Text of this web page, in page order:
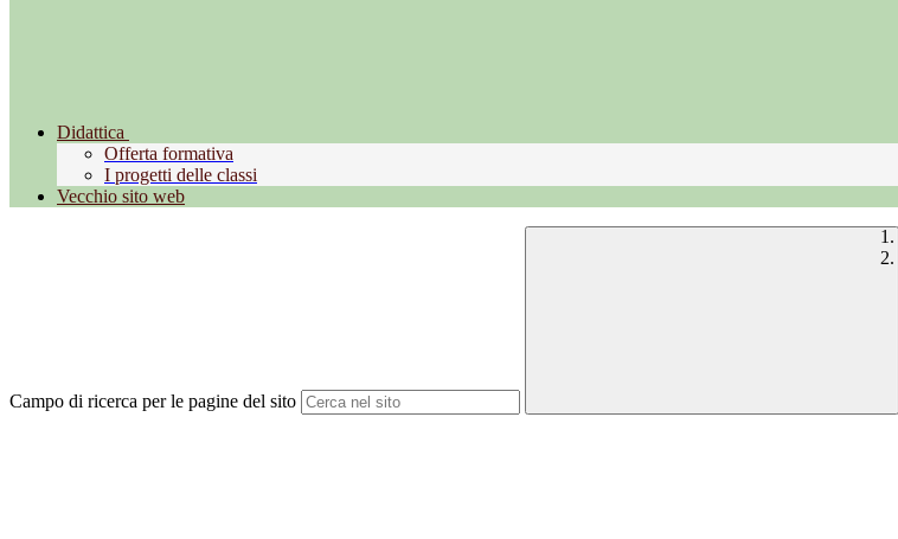
Didattica
Offerta formativa
I progetti delle classi
Vecchio sito web
Campo di ricerca per le pagine del sito